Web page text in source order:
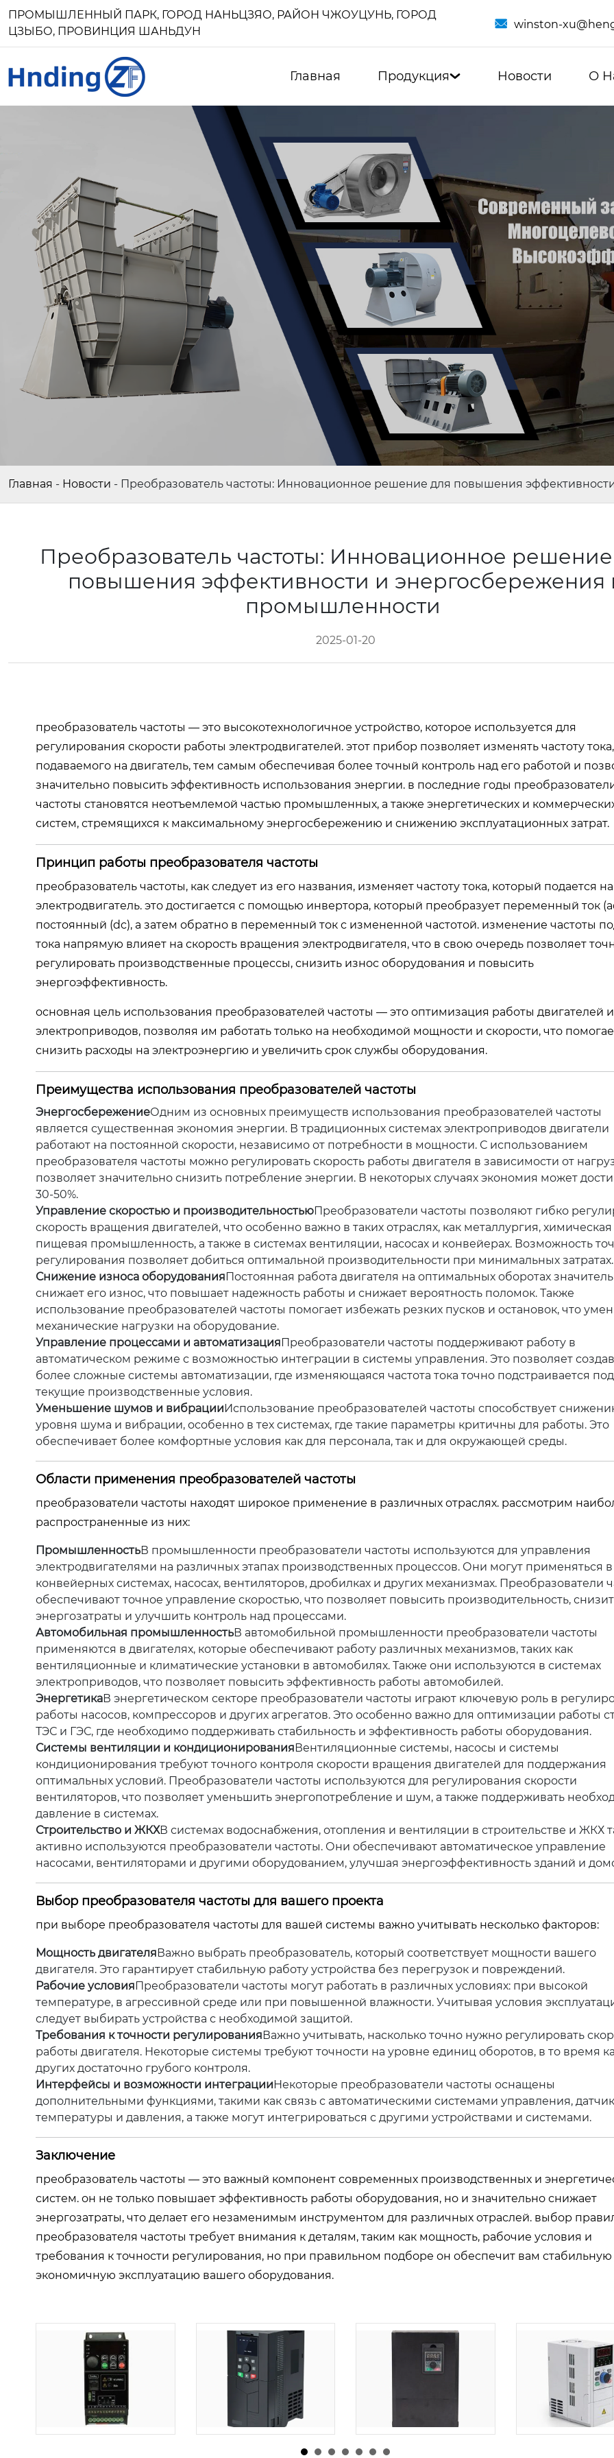
ПРОМЫШЛЕННЫЙ ПАРК, ГОРОД НАНЬЦЗЯО, РАЙОН ЧЖОУЦУНЬ, ГОРОД
ЦЗЫБО, ПРОВИНЦИЯ ШАНЬДУН
 winston-
Главная Продукция Новости О
Главная - Новости - Преобразователь частоты: Инновационное решение для повышения
Преобразователь частоты: Инновационное
повышения эффективности и энергосбережения
промышленности
2025-01-20
преобразователь частоты — это высокотехнологичное устройство, которое используется для
регулирования скорости работы электродвигателей. этот прибор позволяет изменять частоту тока,
подаваемого на двигатель, тем самым обеспечивая более точный контроль над его работой и
значительно повысить эффективность использования энергии. в последние годы
частоты становятся неотъемлемой частью промышленных, а также энергетических и
систем, стремящихся к максимальному энергосбережению и снижению эксплуатационных затрат.
Принцип работы преобразователя частоты
преобразователь частоты, как следует из его названия, изменяет частоту тока, который подается на
электродвигатель. это достигается с помощью инвертора, который преобразует переменный ток
постоянный (dc), а затем обратно в переменный ток с измененной частотой. изменение частоты
тока напрямую влияет на скорость вращения электродвигателя, что в свою очередь позволяет
регулировать производственные процессы, снизить износ оборудования и повысить
энергоэффективность.
основная цель использования преобразователей частоты — это оптимизация работы двигателей и
электроприводов, позволяя им работать только на необходимой мощности и скорости, что
снизить расходы на электроэнергию и увеличить срок службы оборудования.
Преимущества использования преобразователей частоты
ЭнергосбережениеОдним из основных преимуществ использования преобразователей частоты
является существенная экономия энергии. В традиционных системах электроприводов двигатели
работают на постоянной скорости, независимо от потребности в мощности. С использованием
преобразователя частоты можно регулировать скорость работы двигателя в зависимости от
позволяет значительно снизить потребление энергии. В некоторых случаях экономия может
30-50%.
Управление скоростью и производительностьюПреобразователи частоты позволяют гибко
скорость вращения двигателей, что особенно важно в таких отраслях, как металлургия, химическая
пищевая промышленность, а также в системах вентиляции, насосах и конвейерах. Возможность
регулирования позволяет добиться оптимальной производительности при минимальных затратах.
Снижение износа оборудованияПостоянная работа двигателя на оптимальных оборотах
снижает его износ, что повышает надежность работы и снижает вероятность поломок. Также
использование преобразователей частоты помогает избежать резких пусков и остановок, что
механические нагрузки на оборудование.
Управление процессами и автоматизацияПреобразователи частоты поддерживают работу в
автоматическом режиме с возможностью интеграции в системы управления. Это позволяет
более сложные системы автоматизации, где изменяющаяся частота тока точно подстраивается под
текущие производственные условия.
Уменьшение шумов и вибрацииИспользование преобразователей частоты способствует
уровня шума и вибрации, особенно в тех системах, где такие параметры критичны для работы. Это
обеспечивает более комфортные условия как для персонала, так и для окружающей среды.
Области применения преобразователей частоты
преобразователи частоты находят широкое применение в различных отраслях. рассмотрим
распространенные из них:
ПромышленностьВ промышленности преобразователи частоты используются для управления
электродвигателями на различных этапах производственных процессов. Они могут применяться в
конвейерных системах, насосах, вентиляторов, дробилках и других механизмах. Преобразователи
обеспечивают точное управление скоростью, что позволяет повысить производительность,
энергозатраты и улучшить контроль над процессами.
Автомобильная промышленностьВ автомобильной промышленности преобразователи частоты
применяются в двигателях, которые обеспечивают работу различных механизмов, таких как
вентиляционные и климатические установки в автомобилях. Также они используются в системах
электроприводов, что позволяет повысить эффективность работы автомобилей.
ЭнергетикаВ энергетическом секторе преобразователи частоты играют ключевую роль в
работы насосов, компрессоров и других агрегатов. Это особенно важно для оптимизации работы
ТЭС и ГЭС, где необходимо поддерживать стабильность и эффективность работы оборудования.
Системы вентиляции и кондиционированияВентиляционные системы, насосы и системы
кондиционирования требуют точного контроля скорости вращения двигателей для поддержания
оптимальных условий. Преобразователи частоты используются для регулирования скорости
вентиляторов, что позволяет уменьшить энергопотребление и шум, а также поддерживать
давление в системах.
Строительство и ЖКХВ системах водоснабжения, отопления и вентиляции в строительстве и ЖКХ
активно используются преобразователи частоты. Они обеспечивают автоматическое управление
насосами, вентиляторами и другими оборудованием, улучшая энергоэффективность зданий и
Выбор преобразователя частоты для вашего проекта
при выборе преобразователя частоты для вашей системы важно учитывать несколько факторов:
Мощность двигателяВажно выбрать преобразователь, который соответствует мощности вашего
двигателя. Это гарантирует стабильную работу устройства без перегрузок и повреждений.
Рабочие условияПреобразователи частоты могут работать в различных условиях: при высокой
температуре, в агрессивной среде или при повышенной влажности. Учитывая условия
следует выбирать устройства с необходимой защитой.
Требования к точности регулированияВажно учитывать, насколько точно нужно регулировать
работы двигателя. Некоторые системы требуют точности на уровне единиц оборотов, в то время
других достаточно грубого контроля.
Интерфейсы и возможности интеграцииНекоторые преобразователи частоты оснащены
дополнительными функциями, такими как связь с автоматическими системами управления,
температуры и давления, а также могут интегрироваться с другими устройствами и системами.
Заключение
преобразователь частоты — это важный компонент современных производственных и
систем. он не только повышает эффективность работы оборудования, но и значительно снижает
энергозатраты, что делает его незаменимым инструментом для различных отраслей. выбор
преобразователя частоты требует внимания к деталям, таким как мощность, рабочие условия и
требования к точности регулирования, но при правильном подборе он обеспечит вам стабильную
экономичную эксплуатацию вашего оборудования.
由admin
admin |24 1 月